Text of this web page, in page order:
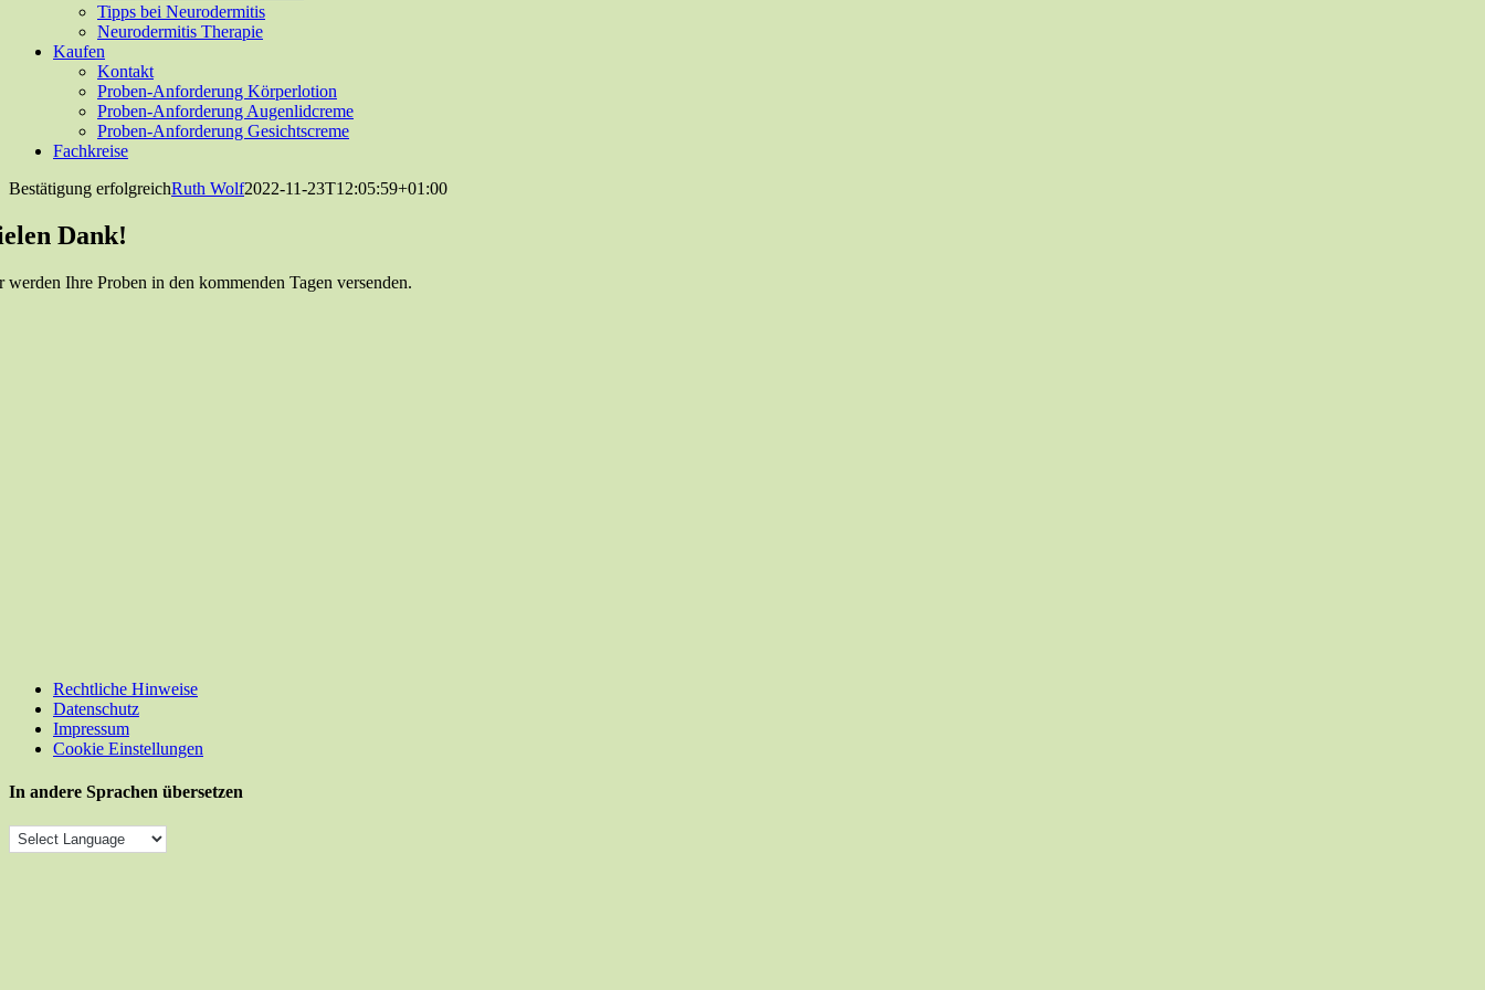
Tipps bei Neurodermitis
Neurodermitis Therapie
Kaufen
Kontakt
Proben-Anforderung Körperlotion
Proben-Anforderung Augenlidcreme
Proben-Anforderung Gesichtscreme
Fachkreise
Bestätigung erfolgreichRuth Wolf2022-11-23T12:05:59+01:00
Dank!
werden Ihre Proben in den kommenden Tagen versenden.
Rechtliche Hinweise
Datenschutz
Impressum
Cookie Einstellungen
In andere Sprachen übersetzen